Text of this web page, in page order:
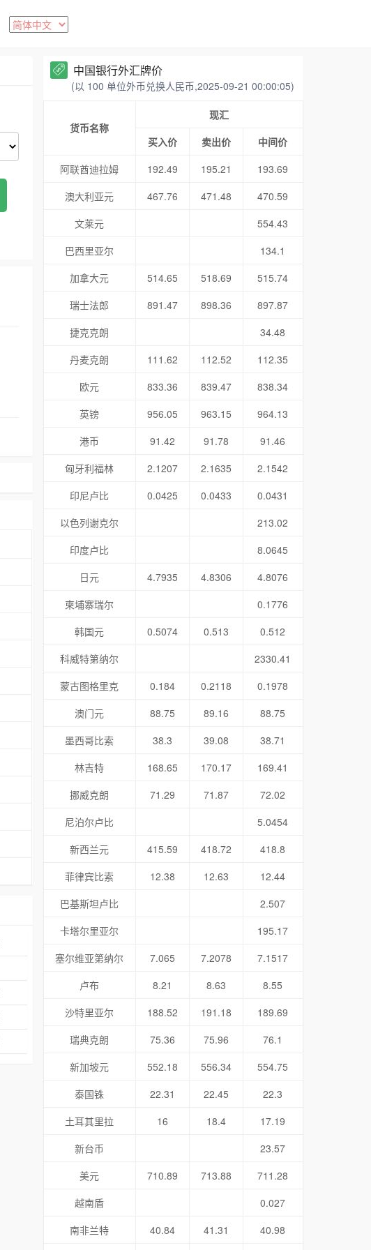
中国银行外汇牌价
(以 100 单位外币兑换人民币,2025-09-21 00:00:05)
货币名称
现汇
买入价
卖出价
中间价
阿联酋迪拉姆
192.49 195.21
193.69
澳大利亚元
467.76 471.48
470.59
文莱元
554.43
巴西里亚尔
134.1
加拿大元
514.65 518.69
515.74
瑞士法郎
891.47 898.36
897.87
捷克克朗
34.48
丹麦克朗
111.62 112.52
112.35
欧元
833.36 839.47
838.34
英镑
956.05 963.15
964.13
港币
91.42 91.78
91.46
匈牙利福林
2.1207 2.1635
2.1542
印尼卢比
0.0425 0.0433
0.0431
以色列谢克尔
213.02
印度卢比
8.0645
日元
4.7935 4.8306
4.8076
柬埔寨瑞尔
0.1776
韩国元
0.5074 0.513
0.512
科威特第纳尔
2330.41
蒙古图格里克
0.184 0.2118
0.1978
澳门元
88.75 89.16
88.75
墨西哥比索
38.3 39.08
38.71
林吉特
168.65 170.17
169.41
挪威克朗
71.29 71.87
72.02
尼泊尔卢比
5.0454
新西兰元
415.59 418.72
418.8
菲律宾比索
12.38 12.63
12.44
巴基斯坦卢比
2.507
卡塔尔里亚尔
195.17
塞尔维亚第纳尔
7.065 7.2078
7.1517
卢布
8.21 8.63
8.55
沙特里亚尔
188.52 191.18
189.69
瑞典克朗
75.36 75.96
76.1
新加坡元
552.18 556.34
554.75
泰国铢
22.31 22.45
22.3
土耳其里拉
16 18.4
17.19
新台币
23.57
美元
710.89 713.88
711.28
越南盾
0.027
南非兰特
40.84 41.31 40.98